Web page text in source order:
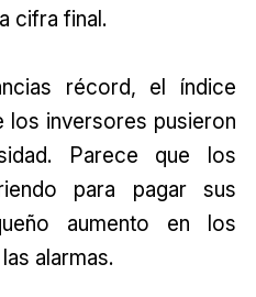
cifra final.
récord, el índice
los inversores pusieron
Parece que los
para pagar sus
aumento en los
alarmas.